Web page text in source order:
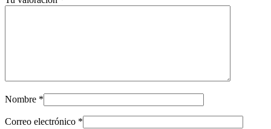
Nombre *
Correo electrónico *